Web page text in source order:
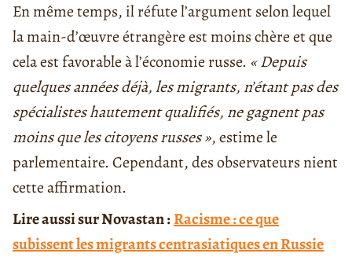
En même temps, il réfute l’argument selon lequel
la main-d’œuvre étrangère est moins chère et que
cela est favorable à l’économie russe. « Depuis
quelques années déjà, les migrants, n’étant pas des
spécialistes hautement qualifiés, ne gagnent pas
moins que les citoyens russes », estime le
parlementaire. Cependant, des observateurs nient
cette affirmation.
Lire aussi sur Novastan :Racisme : ce que
subissent les migrants centrasiatiques en Russie